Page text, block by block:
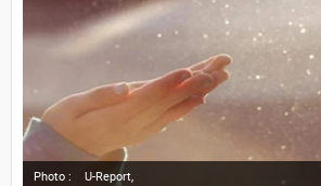
Photo : U-Report,